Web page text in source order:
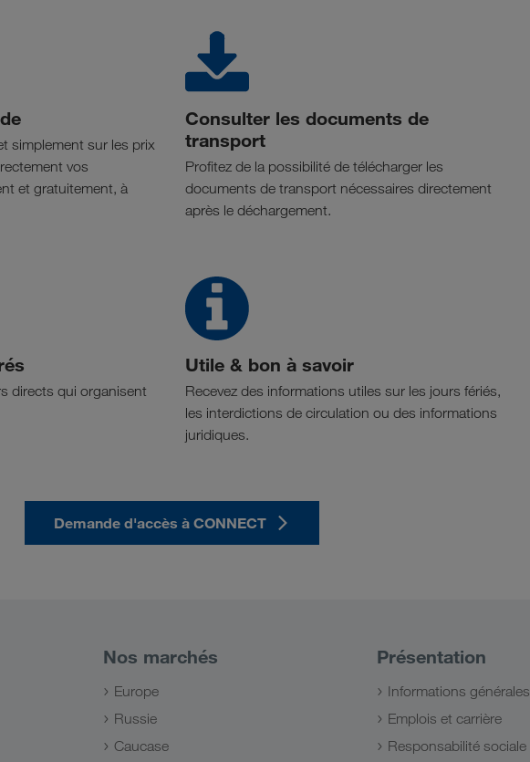
simplement sur les prix
vos
et gratuitement, à
Consulter les documents de
transport
Profitez de la possibilité de télécharger les
documents de transport nécessaires directement
après le déchargement.
directs qui organisent
Utile & bon à savoir
Recevez des informations utiles sur les jours fériés,
les interdictions de circulation ou des informations
juridiques.
Demande d'accès à CONNECT
Nos marchés
Europe
Russie
Caucase
Présentation
Informations générales
Emplois et carrière
Responsabilité sociale